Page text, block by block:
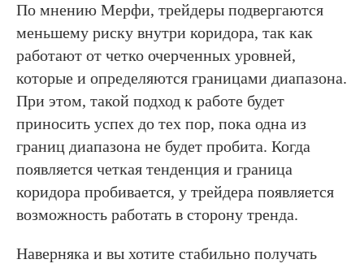
По мнению Мерфи, трейдеры подвергаются
меньшему риску внутри коридора, так как
работают от четко очерченных уровней,
которые и определяются границами диапазона.
При этом, такой подход к работе будет
приносить успех до тех пор, пока одна из
границ диапазона не будет пробита. Когда
появляется четкая тенденция и граница
коридора пробивается, у трейдера появляется
возможность работать в сторону тренда.
Наверняка и вы хотите стабильно получать